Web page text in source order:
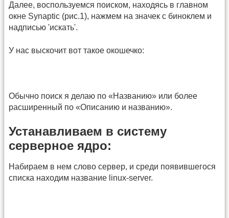
Далее, воспользуемся поиском, находясь в главном
окне Synaptic (рис.1), нажмем на значек с биноклем и
надписью 'искать'.
У нас выскочит вот такое окошечко:
Обычно поиск я делаю по «Названию» или более
расширенный по «Описанию и названию».
Устанавливаем в систему
серверное ядро:
Набираем в нем слово сервер, и среди появившегося
списка находим название linux-server.